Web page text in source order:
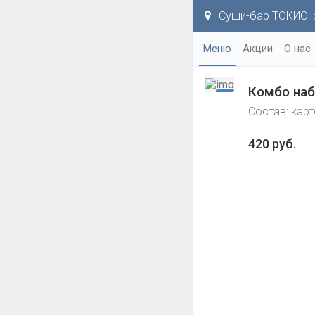
Суши-бар ТОКИО:
Меню Акции О нас
Комбо
Состав:
420 руб.